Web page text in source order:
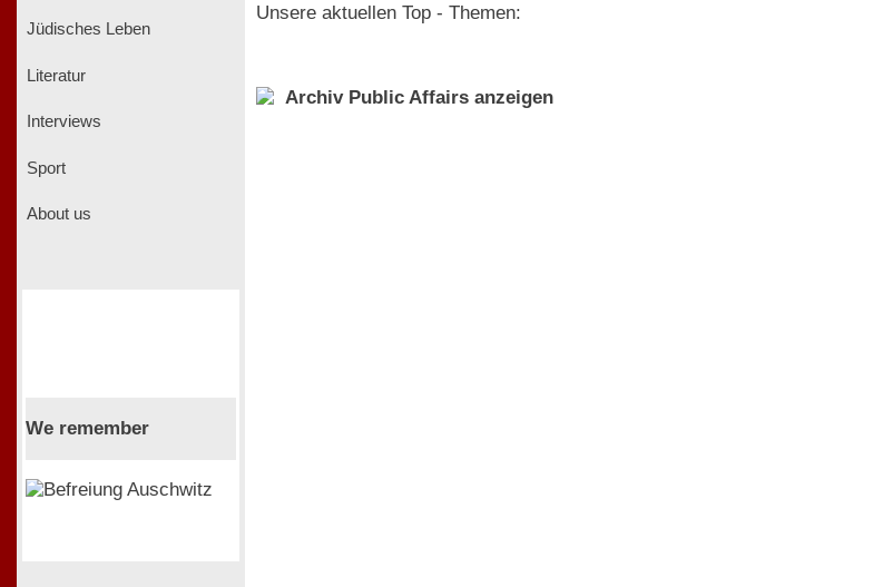
Jüdisches Leben
Literatur
Interviews
Sport
About us
We remember
Unsere aktuellen Top - Themen:
Archiv Public Affairs anzeigen